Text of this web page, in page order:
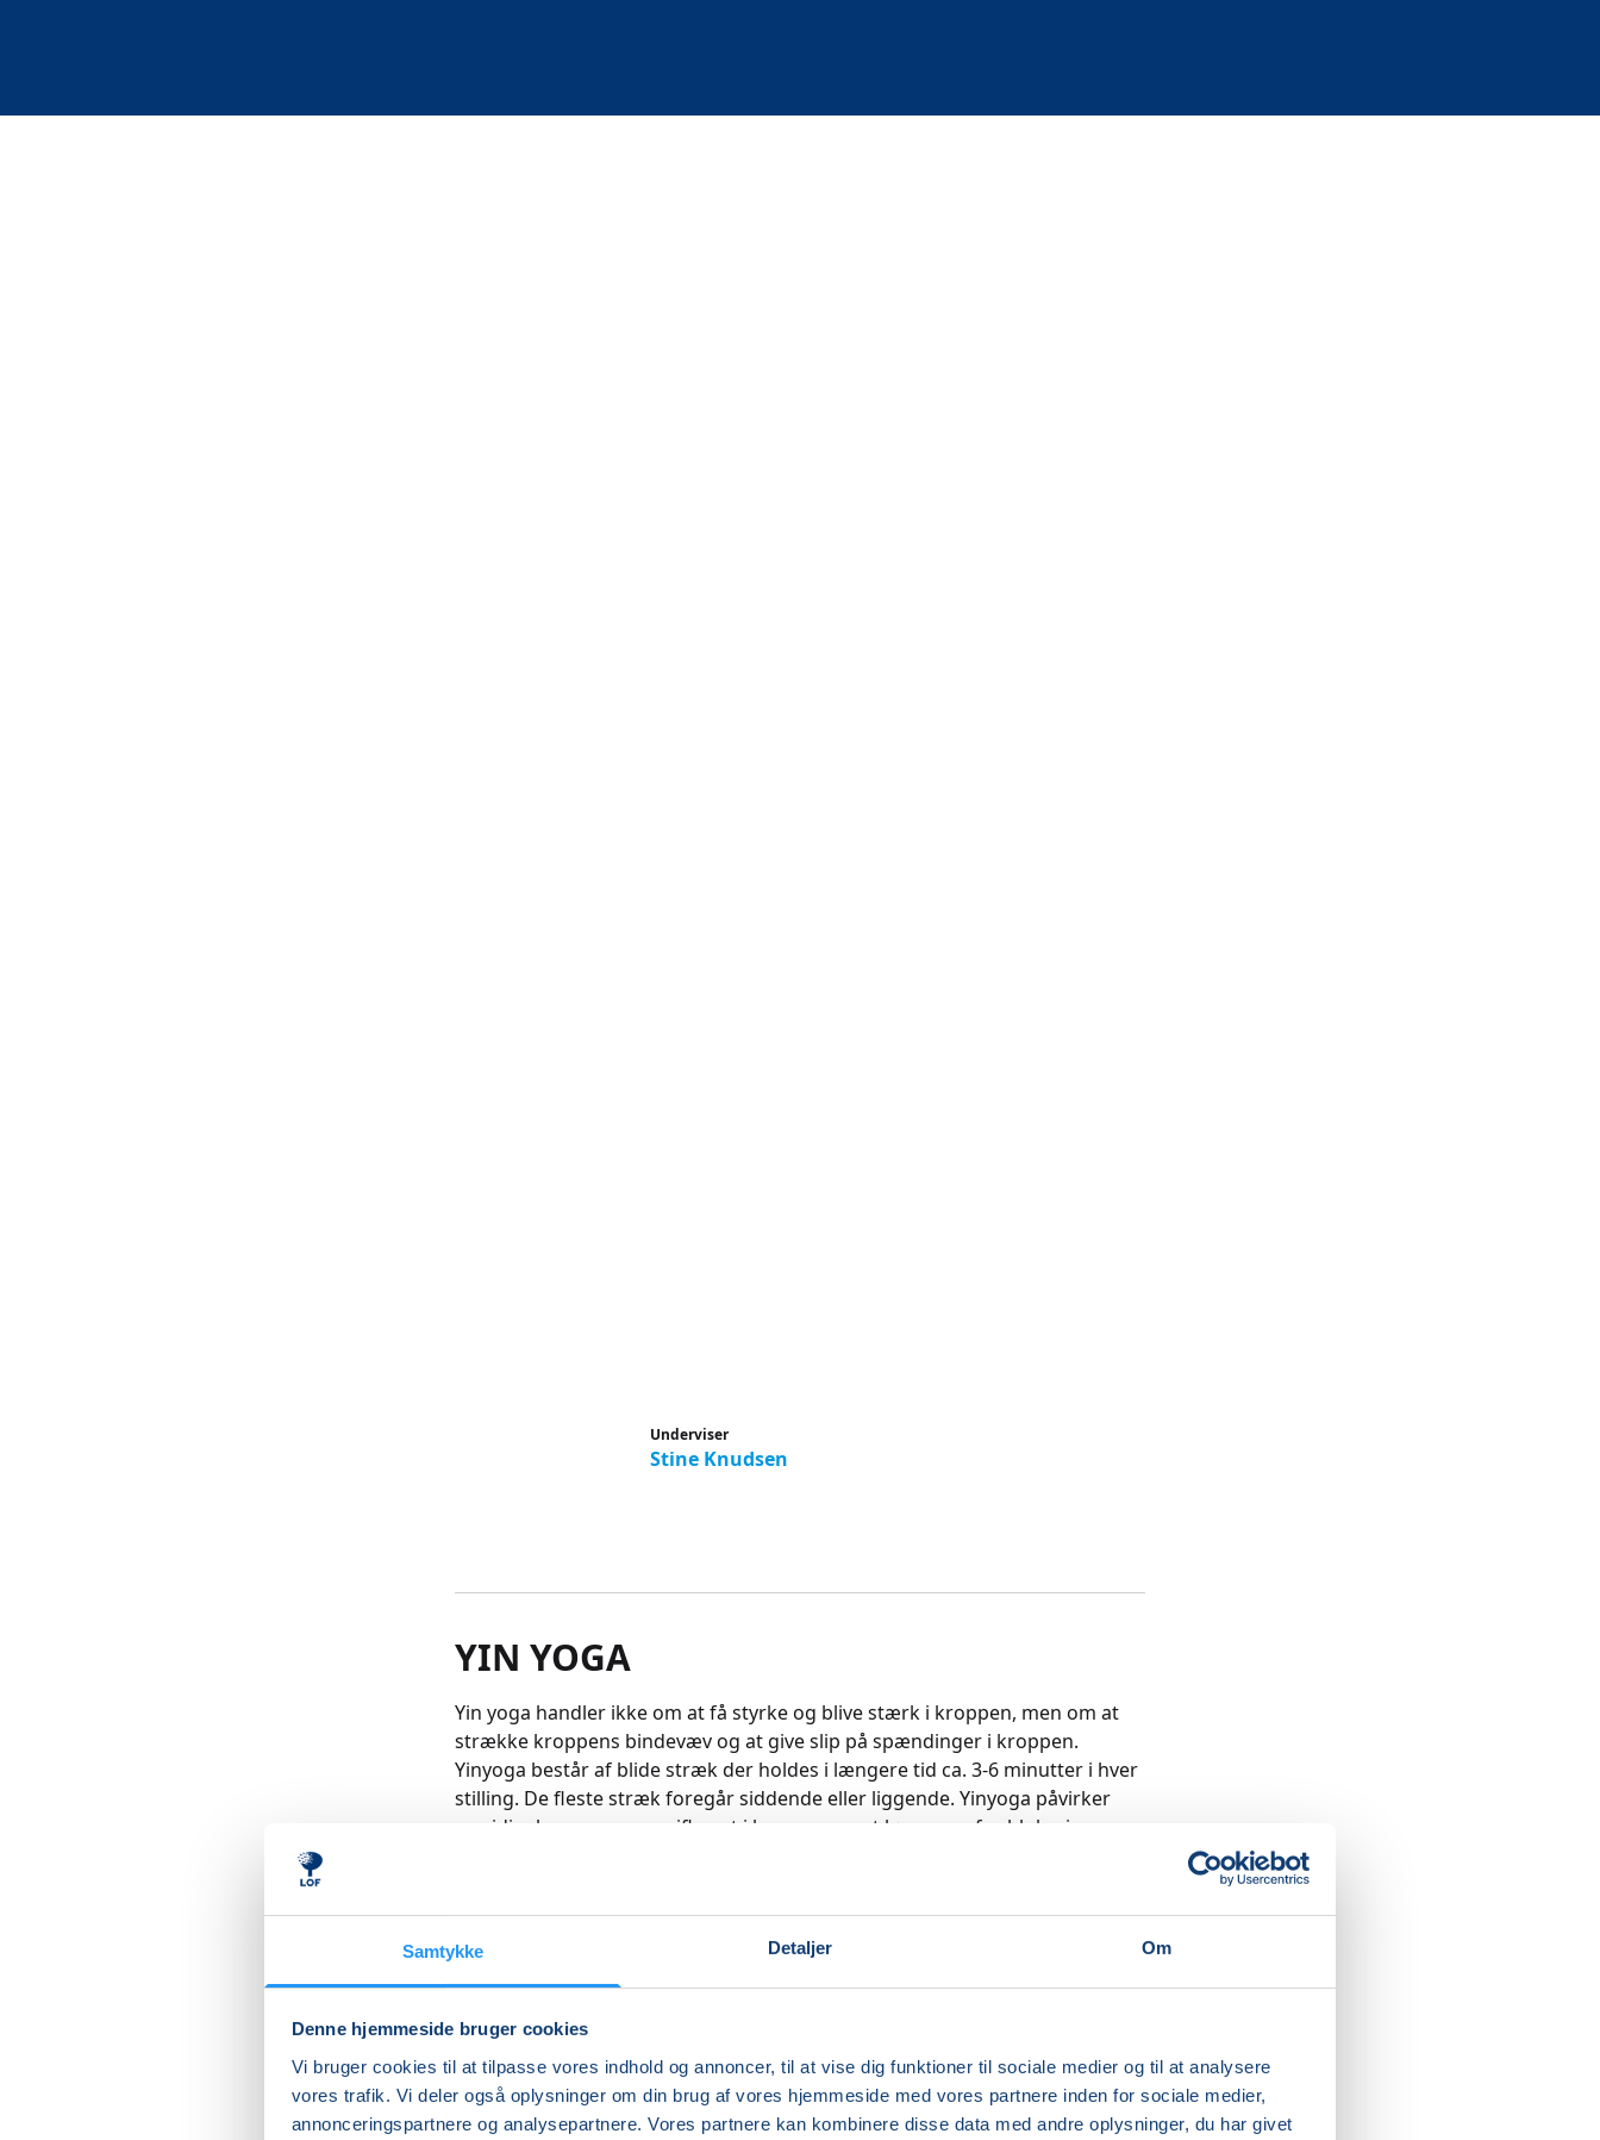
Samtykke Detaljer Om
Denne hjemmeside bruger cookies
Vi bruger cookies til at tilpasse vores indhold og annoncer, til at vise dig funktioner til sociale medier og til at analysere
vores trafik. Vi deler også oplysninger om din brug af vores hjemmeside med vores partnere inden for sociale medier,
annonceringspartnere og analysepartnere. Vores partnere kan kombinere disse data med andre oplysninger, du har givet
Underviser
Stine Knudsen
YIN YOGA
Yin yoga handler ikke om at få styrke og blive stærk i kroppen, men om at
strække kroppens bindevæv og at give slip på spændinger i kroppen.
Yinyoga består af blide stræk der holdes i længere tid ca. 3-6 minutter i hver
stilling. De fleste stræk foregår siddende eller liggende. Yinyoga påvirker
meridianbaner og energiflowet i kroppen samt løsner op for blokeringer.
bevægeligheden bliver større. Affaldsstoffer frigives ved de dybe stræk og
det er vigtigt at drikke vand efter yogaen. Hvis du ofte træner dynamisk
og slippe spændinger i kroppen. Hvis du er hypermobil kan yinyoga betyde
at du åbner mere op og derfor er denne form for yoga ikke ideel, her vil
muskelarbejde, der stabiliserer dine led være bedre. Ved stresstilstande og
perioder i livet, hvor du trænger til ro er yinyoga med til at give dig denne ro